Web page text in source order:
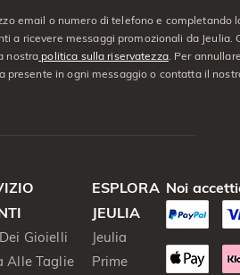
email o numero di telefono e completando
a ricevere messaggi promozionali da Jeulia.
nostra politica sulla riservatezza. Per
presente in ogni messaggio o contatta il
Gioielli
Alle Taglie
ESPLORA
JEULIA
Jeulia
Prime
Noi